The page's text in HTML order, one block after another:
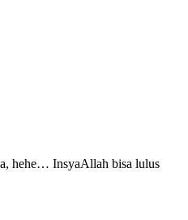
hehe… InsyaAllah bisa lulus